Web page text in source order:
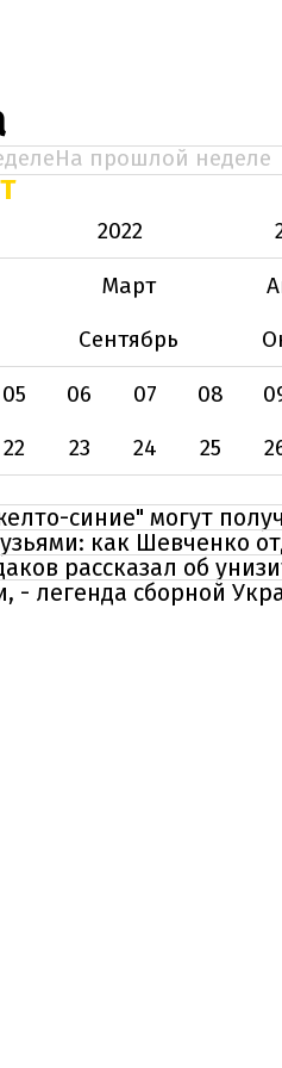
На прошлой неделе
2022
Март
Сентябрь
05 06 07 08
22 23 24 25
синие" могут
как Шевченко
рассказал об
- легенда сборной